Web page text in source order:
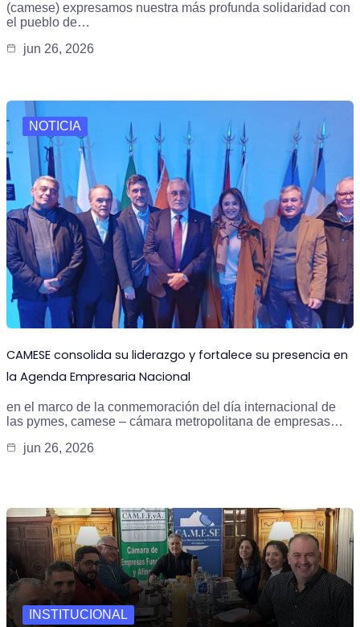
(camese) expresamos nuestra más profunda solidaridad con
el pueblo de…
jun 26, 2026
NOTICIA
CAMESE consolida su liderazgo y fortalece su presencia en
la Agenda Empresaria Nacional
en el marco de la conmemoración del día internacional de
las pymes, camese – cámara metropolitana de empresas…
jun 26, 2026
INSTITUCIONAL